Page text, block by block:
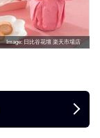
Image 日比谷花壇 楽天市場店